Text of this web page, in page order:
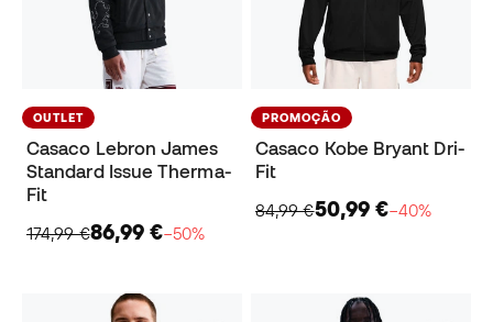
OUTLET
Casaco Lebron James
Standard Issue Therma-
Fit
174,99 €86,99 €−50%
PROMOÇÃO
Casaco Kobe Bryant Dri-
Fit
84,99 €50,99 €−40%